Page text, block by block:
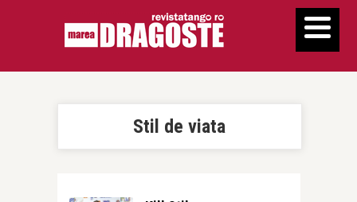
Stil de viata